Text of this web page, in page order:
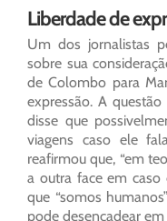
Liberdade de
Um dos jornalistas
sobre sua
de Colombo para
expressão. A
disse que
viagens caso ele
reafirmou que, “em
a outra face em caso
que “somos
pode desencadear